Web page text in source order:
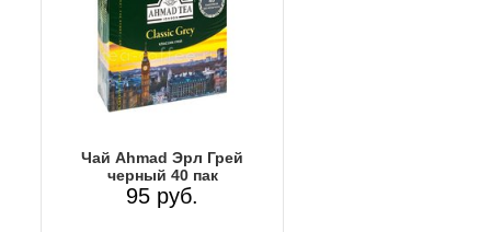
Чай Ahmad Эрл Грей
черный 40 пак
95 руб.